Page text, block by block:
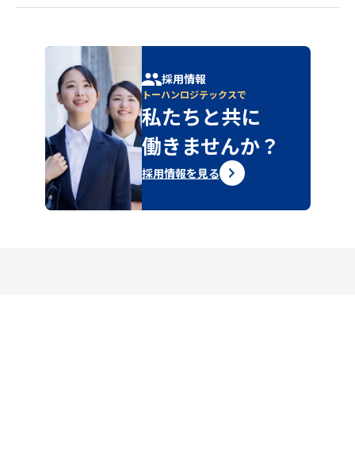
採用情報
トーハンロジテックスで
私たちと共に
働きませんか？
採用情報を見る